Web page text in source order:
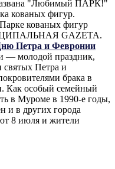
названа "Любимый ПАРК!"
кованых фигур.
кованых фигур
GAZЕТА.
Петра и Февронии
— молодой праздник,
Петра и
брака в
Как особый семейный
в Муроме в 1990-е годы,
и в других города
8 июля и жители